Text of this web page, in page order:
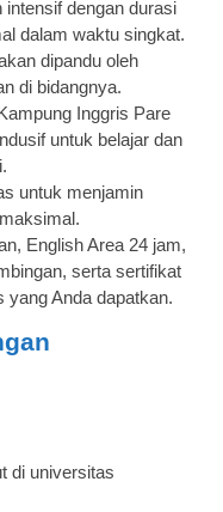
intensif dengan durasi
dalam waktu singkat.
dipandu oleh
di bidangnya.
Inggris Pare
untuk belajar dan
untuk menjamin
English Area 24 jam,
serta sertifikat
yang Anda dapatkan.
di universitas